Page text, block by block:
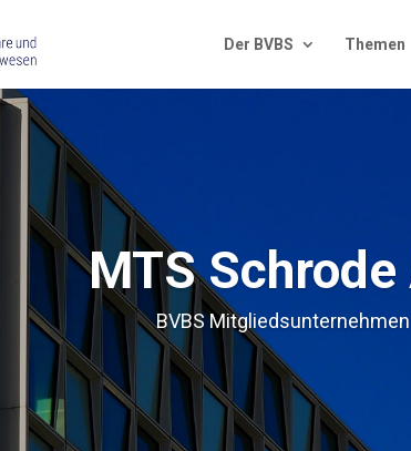
Der BVBS The­men
MTS Schro­de
BVBS Mit­glieds­un­ter­neh­men